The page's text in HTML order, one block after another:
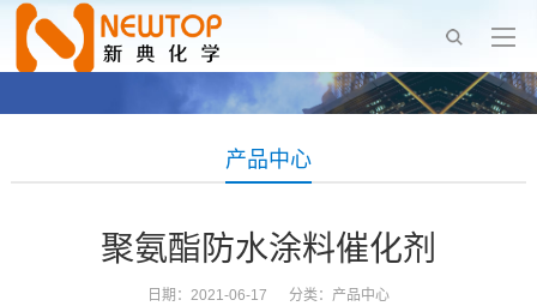
产品中心
聚氨酯防水涂料催化剂
日期：2021-06-17 分类： 产品中心